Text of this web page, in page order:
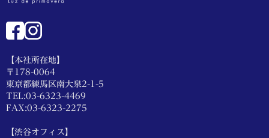
【本社所在地】
〒178-0064
東京都練馬区南大泉2-1-5
TEL:03-6323-4469
FAX:03-6323-2275
【渋谷オフィス】